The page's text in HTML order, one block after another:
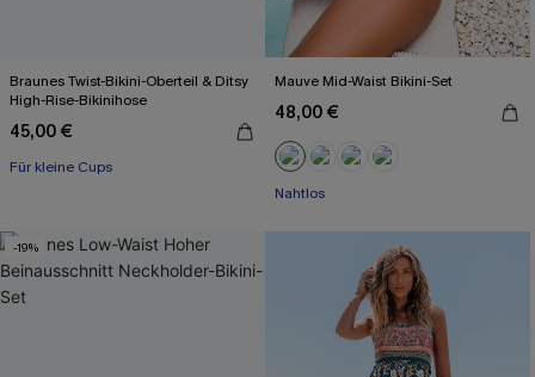
Braunes Twist-Bikini-Oberteil & Ditsy
High-Rise-Bikinihose
45,00 €
Für kleine Cups
Mauve Mid-Waist Bikini-Set
48,00 €
Nahtlos
-19%